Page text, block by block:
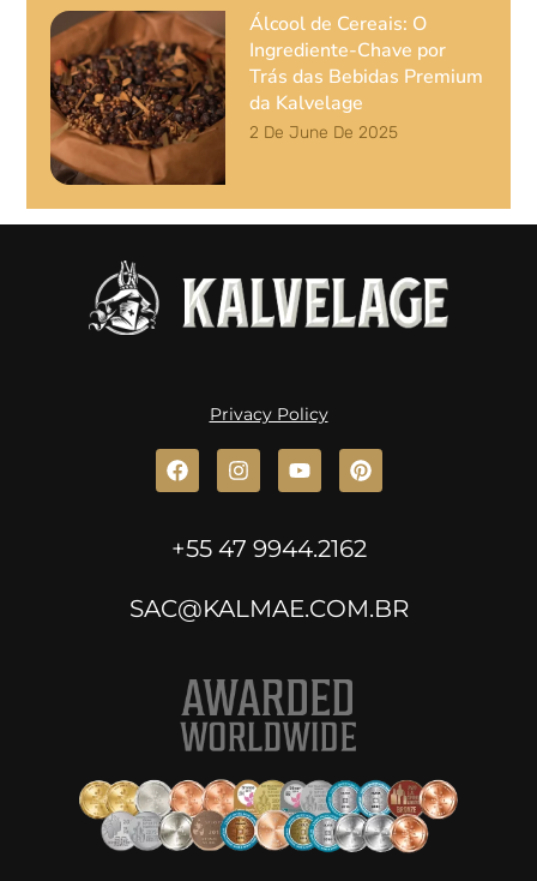
Álcool de Cereais: O
Ingrediente-Chave por
Trás das Bebidas Premium
da Kalvelage
2 De June De 2025
Privacy Policy
+55 47 9944.2162
SAC@KALMAE.COM.BR